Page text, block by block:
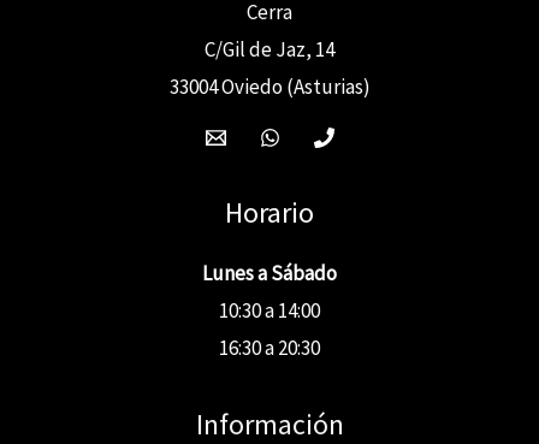
Cerra
C/Gil de Jaz, 14
33004 Oviedo (Asturias)
Horario
Lunes a Sábado
10:30 a 14:00
16:30 a 20:30
Información